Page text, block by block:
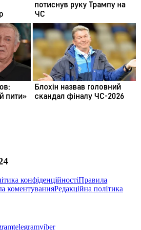
конфіденційностіПравила
коментуванняРедакційна політика
telegramviber